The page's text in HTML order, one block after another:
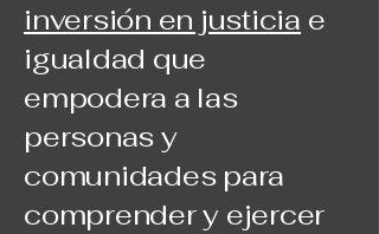
inversión en justicia e
igualdad que
empodera a las
personas y
comunidades para
comprender y ejercer